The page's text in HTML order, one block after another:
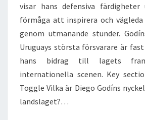
visar hans defensiva färdigheter
förmåga att inspirera och
genom utmanande stunder.
Uruguays största försvarare är
hans bidrag till lagets
internationella scenen. Key
Toggle Vilka är Diego Godíns
landslaget?…